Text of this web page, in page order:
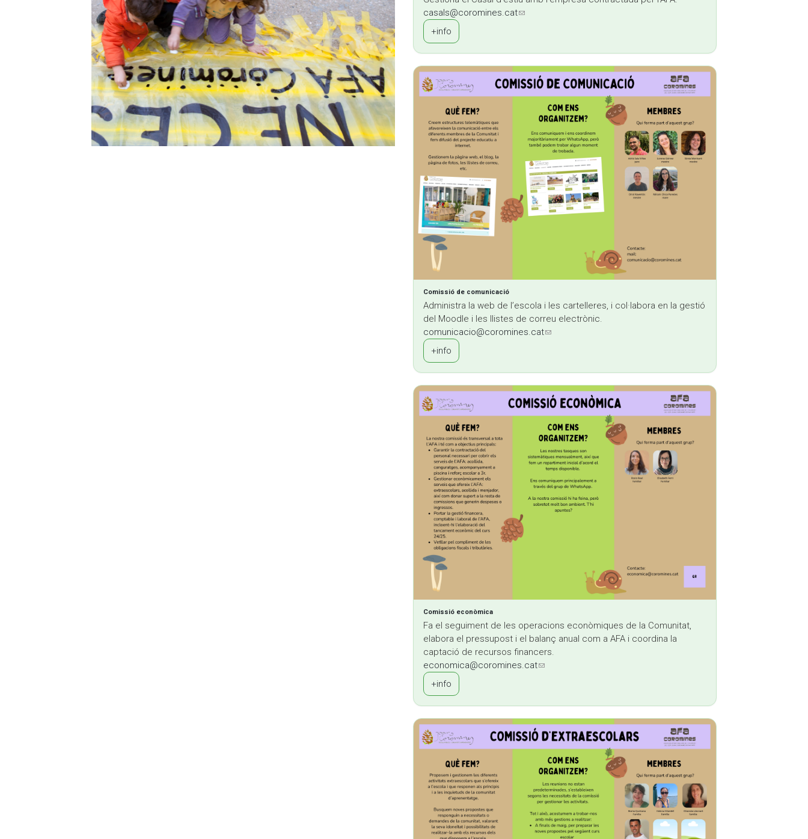
casals@coromines.cat(link sends e-mail)
+info
Comissió de comunicació
Administra la web de l’escola i les cartelleres, i col·labora en la gestió
del Moodle i les llistes de correu electrònic.
comunicacio@coromines.cat(link sends e-mail)
+info
Comissió econòmica
Fa el seguiment de les operacions econòmiques de la Comunitat,
elabora el pressupost i el balanç anual com a AFA i coordina la
captació de recursos financers.
economica@coromines.cat(link sends e-mail)
+info